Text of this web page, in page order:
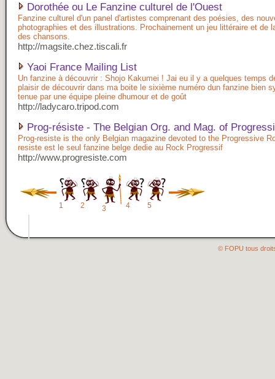
Dorothée ou Le Fanzine culturel de l'Ouest
Fanzine culturel d'un panel d'artistes comprenant des poésies, des
photographies et des illustrations. Prochainement un jeu littéraire et de
des chansons.
http://magsite.chez.tiscali.fr
Yaoi France Mailing List
Un fanzine à découvrir : Shojo Kakumei ! Jai eu il y a quelques temps
plaisir de découvrir dans ma boite le sixième numéro dun fanzine bien
tenue par une équipe pleine dhumour et de goût
http://ladycaro.tripod.com
Prog-résiste - The Belgian Org. and Mag. of
Prog-resiste is the only Belgian magazine devoted to the Progressive
resiste est le seul fanzine belge dedie au Rock Progressif
http://www.progresiste.com
1 2 3 4 5
© FOPU tous